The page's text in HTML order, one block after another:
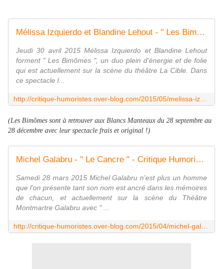
Mélissa Izquierdo et Blandine Lehout - " Les Bimômes " - Critique Humoristes
Jeudi 30 avril 2015 Mélissa Izquierdo et Blandine Lehout
forment " Les Bimômes ", un duo plein d'énergie et de folie
qui est actuellement sur la scène du théâtre La Cible. Dans
ce spectacle l...
(Les Bimômes sont à retrouver aux Blancs Manteaux du 28 septembre au
28 décembre avec leur spectacle frais et original !)
Michel Galabru - " Le Cancre " - Critique Humoristes
Samedi 28 mars 2015 Michel Galabru n'est plus un homme
que l'on présente tant son nom est ancré dans les mémoires
de chacun, et actuellement sur la scène du Théâtre
Montmartre Galabru avec " ...